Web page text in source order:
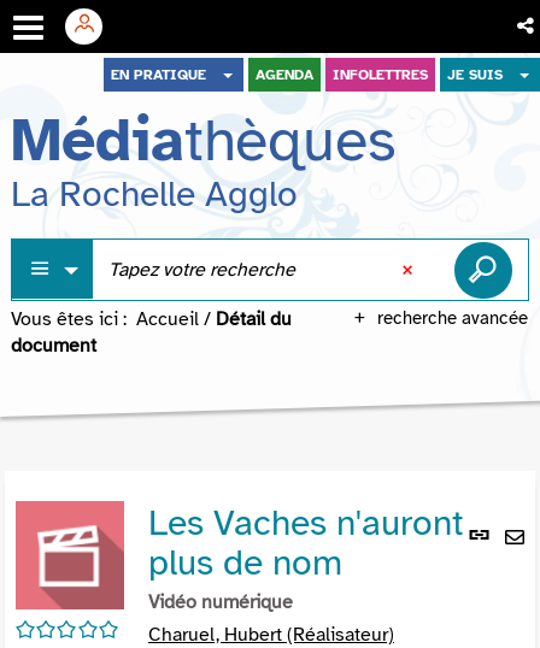
menu
contenu
recherche
EN PRATIQUE AGENDA INFOLETTRES JE SUIS
Médiathèques
La Rochelle Agglo
recherche avancée
Vous êtes ici : Accueil / Détail du
document
Lien
/5
Les Vaches n'auront
plus de nom
Vidéo numérique
Charuel, Hubert (Réalisateur)